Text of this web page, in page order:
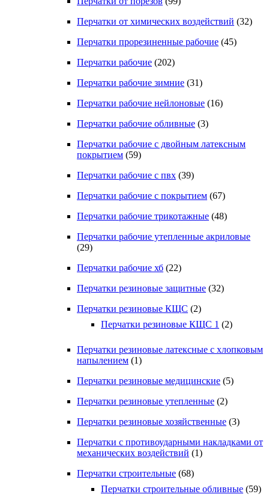
Перчатки от химических воздействий (32)
Перчатки прорезиненные рабочие (45)
Перчатки рабочие (202)
Перчатки рабочие зимние (31)
Перчатки рабочие нейлоновые (16)
Перчатки рабочие обливные (3)
Перчатки рабочие с двойным латексным
покрытием (59)
Перчатки рабочие с пвх (39)
Перчатки рабочие с покрытием (67)
Перчатки рабочие трикотажные (48)
Перчатки рабочие утепленные акриловые
(29)
Перчатки рабочие хб (22)
Перчатки резиновые защитные (32)
Перчатки резиновые КЩС (2)
Перчатки резиновые КЩС 1 (2)
Перчатки резиновые латексные с хлопковым
напылением (1)
Перчатки резиновые медицинские (5)
Перчатки резиновые утепленные (2)
Перчатки резиновые хозяйственные (3)
Перчатки с противоударными накладками от
механических воздействий (1)
Перчатки строительные (68)
Перчатки строительные обливные (59)